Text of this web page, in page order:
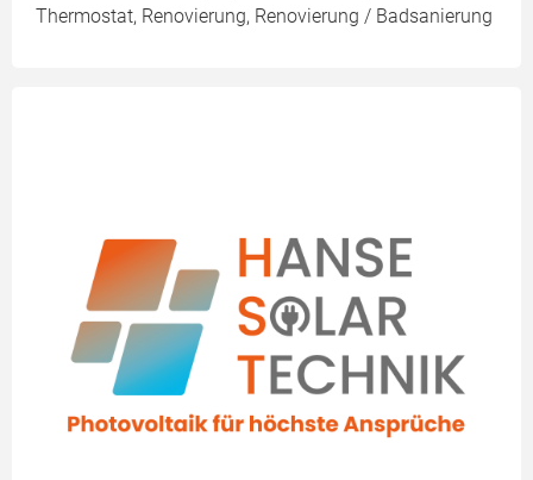
Thermostat, Renovierung, Renovierung / Badsanierung